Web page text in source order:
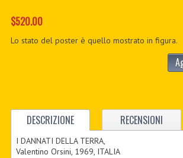
$520.00
Lo stato del poster è quello mostrato in figura.
DESCRIZIONE RECENSIONI
I DANNATI DELLA TERRA,
Valentino Orsini, 1969, ITALIA